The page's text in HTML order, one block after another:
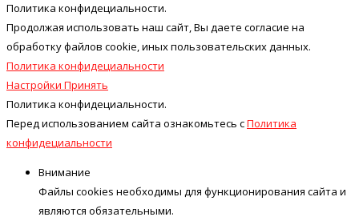
Политика конфидециальности.
Продолжая использовать наш cайт, Вы даете согласие на
обработку файлов cookie, иных пользовательских данных.
Политика конфидециальности
Настройки Принять
Политика конфидециальности.
Перед использованием сайта ознакомьтесь сПолитика
конфидециальности
Внимание
Файлы cookies необходимы для функционирования сайта и
являются обязательными.